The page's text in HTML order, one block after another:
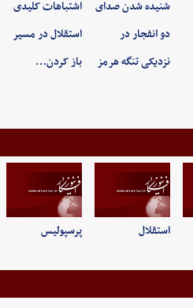
شنیده شدن صدای
دو انفجار در
نزدیکی تنگه هرمز
اشتباهات کلیدی
استقلال در مسیر
باز کردن…
استقلال پرسپولیس